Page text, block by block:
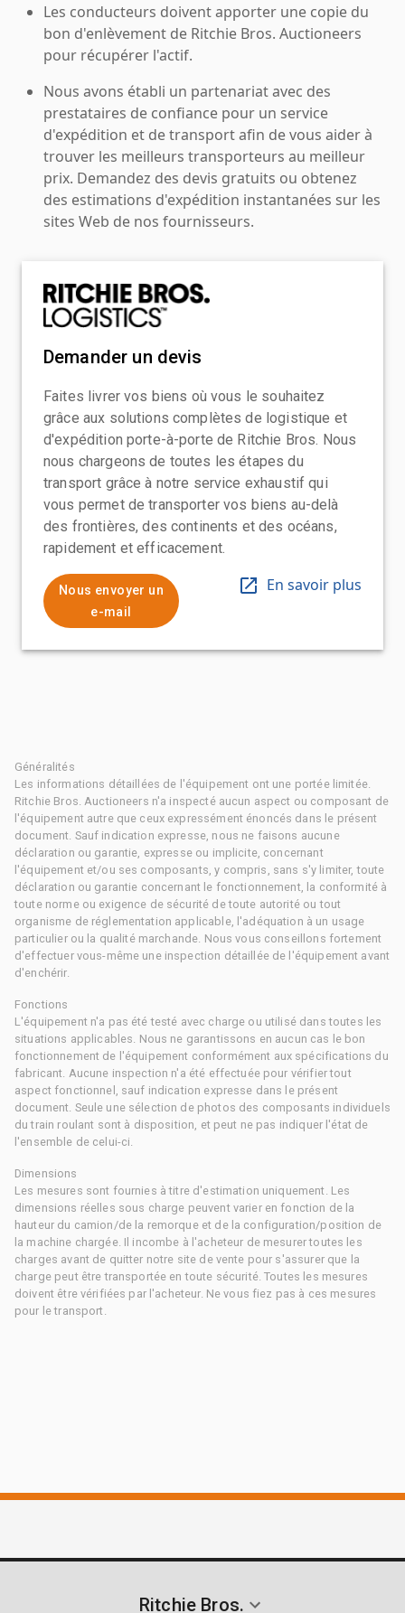
Les conducteurs doivent apporter une copie du
bon d'enlèvement de Ritchie Bros. Auctioneers
pour récupérer l'actif.
Nous avons établi un partenariat avec des
prestataires de confiance pour un service
d'expédition et de transport afin de vous aider à
trouver les meilleurs transporteurs au meilleur
prix. Demandez des devis gratuits ou obtenez
des estimations d'expédition instantanées sur les
sites Web de nos fournisseurs.
Demander un devis
Faites livrer vos biens où vous le souhaitez
grâce aux solutions complètes de logistique et
d'expédition porte-à-porte de Ritchie Bros. Nous
nous chargeons de toutes les étapes du
transport grâce à notre service exhaustif qui
vous permet de transporter vos biens au-delà
des frontières, des continents et des océans,
rapidement et efficacement.
Nous envoyer un
e-mail
En savoir plus
Généralités
Les informations détaillées de l'équipement ont une portée limitée.
Ritchie Bros. Auctioneers n'a inspecté aucun aspect ou composant de
l'équipement autre que ceux expressément énoncés dans le présent
document. Sauf indication expresse, nous ne faisons aucune
déclaration ou garantie, expresse ou implicite, concernant
l'équipement et/ou ses composants, y compris, sans s'y limiter, toute
déclaration ou garantie concernant le fonctionnement, la conformité à
toute norme ou exigence de sécurité de toute autorité ou tout
organisme de réglementation applicable, l'adéquation à un usage
particulier ou la qualité marchande. Nous vous conseillons fortement
d'effectuer vous-même une inspection détaillée de l'équipement avant
d'enchérir.
Fonctions
L'équipement n'a pas été testé avec charge ou utilisé dans toutes les
situations applicables. Nous ne garantissons en aucun cas le bon
fonctionnement de l'équipement conformément aux spécifications du
fabricant. Aucune inspection n'a été effectuée pour vérifier tout
aspect fonctionnel, sauf indication expresse dans le présent
document. Seule une sélection de photos des composants individuels
du train roulant sont à disposition, et peut ne pas indiquer l'état de
l'ensemble de celui-ci.
Dimensions
Les mesures sont fournies à titre d'estimation uniquement. Les
dimensions réelles sous charge peuvent varier en fonction de la
hauteur du camion/de la remorque et de la configuration/position de
la machine chargée. Il incombe à l'acheteur de mesurer toutes les
charges avant de quitter notre site de vente pour s'assurer que la
charge peut être transportée en toute sécurité. Toutes les mesures
doivent être vérifiées par l'acheteur. Ne vous fiez pas à ces mesures
pour le transport.
Ritchie Bros.